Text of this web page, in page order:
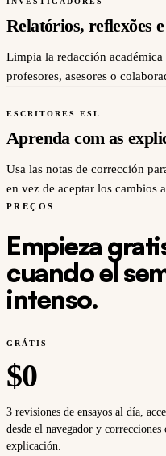
Relatórios, reflexões
Limpia la redacción
profesores, asesores o
ESCRITORES ESL
Aprenda com as
Usa las notas de corrección
en vez de aceptar los cambios
PREÇOS
Empieza
cuando el
intenso.
GRÁTIS
$0
3 revisiones de ensayos al día,
desde el navegador y correcciones
explicación.